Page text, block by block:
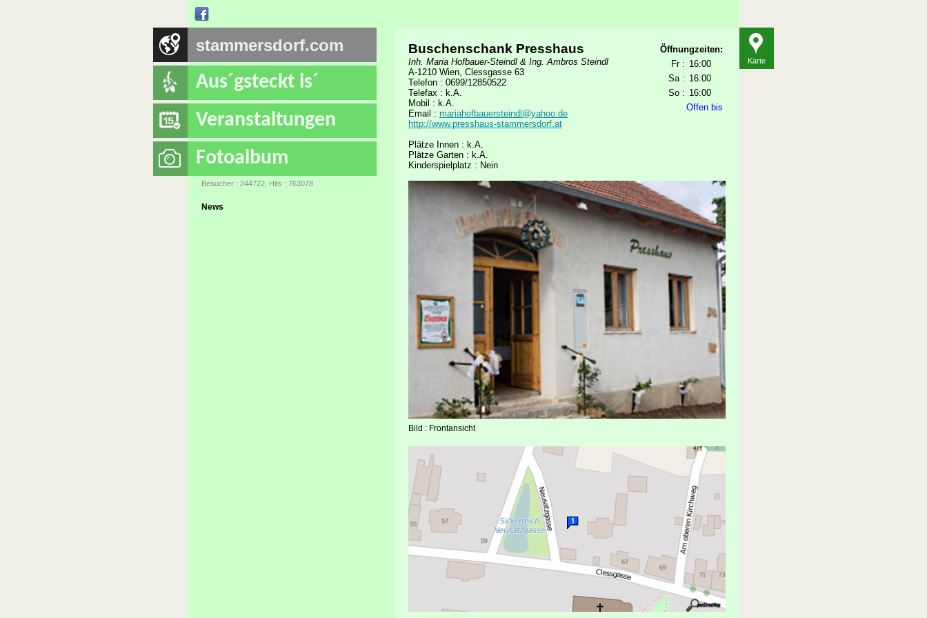
stammersdorf.com
Aus´gsteckt is´
Veranstaltungen
Fotoalbum
Besucher : 244722, Hits : 763078
Öffnungzeiten:
Fr : 16:00
Sa : 16:00
So : 16:00
Offen bis
Buschenschank Presshaus
Inh. Maria Hofbauer-Steindl & Ing. Ambros Steindl
A-1210 Wien, Clessgasse 63
Telefon : 0699/12850522
Telefax : k.A.
Mobil : k.A.
Email : mariahofbauersteindl@yahoo.de
http://www.presshaus-stammersdorf.at
Plätze Innen : k.A.
Plätze Garten : k.A.
Kinderspielplatz : Nein
Bild : Frontansicht
Karte
News